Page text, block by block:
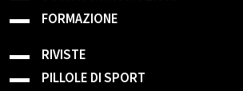
FORMAZIONE
RIVISTE
PILLOLE DI SPORT